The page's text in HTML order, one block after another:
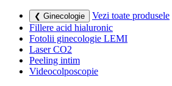
❮ Ginecologie
Vezi toate produsele
Fillere acid hialuronic
Fotolii ginecologie LEMI
Laser CO2
Peeling intim
Videocolposcopie